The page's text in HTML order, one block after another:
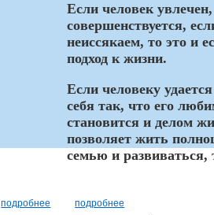
Если человек
совершенствуется,
неиссякаем, то это и
подход к жизни.
Если человеку
себя так, что его
становится и делом
позволяет жить
семью и развиваться,
подробнее
подробнее